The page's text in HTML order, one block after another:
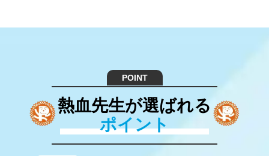
POINT
熱血先生が選ばれる
ポイント